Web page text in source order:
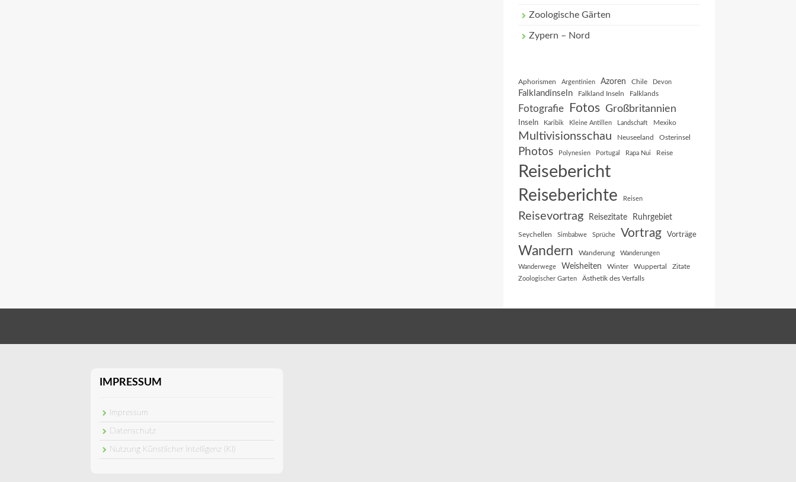
Zoologische Gärten
Zypern – Nord
Aphorismen Argentinien Azoren Chile Devon
Falklandinseln Falkland Inseln Falklands
Fotografie Fotos Großbritannien
Inseln Karibik Kleine Antillen Landschaft Mexiko
Multivisionsschau Neuseeland Osterinsel
Photos Polynesien Portugal Rapa Nui Reise
Reisebericht
Reiseberichte Reisen
Reisevortrag Reisezitate Ruhrgebiet
Seychellen Simbabwe Sprüche Vortrag Vorträge
Wandern Wanderung Wanderungen
Wanderwege Weisheiten Winter Wuppertal Zitate
Zoologischer Garten Ästhetik des Verfalls
IMPRESSUM
Impressum
Datenschutz
Nutzung Künstlicher Intelligenz (KI)